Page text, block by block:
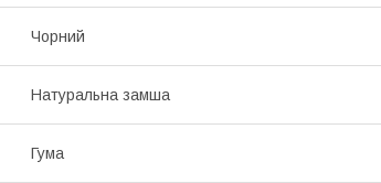
Чорний
Натуральна замша
Гума